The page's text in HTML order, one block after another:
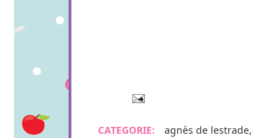
CATEGORIE: agnès de lestrade,